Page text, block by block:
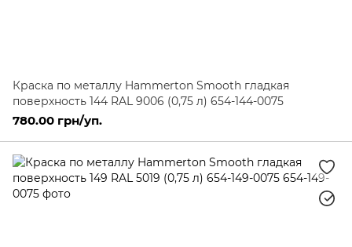
Краска по металлу Hammerton Smooth гладкая
поверхность 144 RAL 9006 (0,75 л) 654-144-0075
780.00 грн/уп.